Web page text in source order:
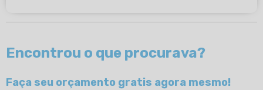
Encontrou o que procurava?
Faça seu orçamento gratis agora mesmo!